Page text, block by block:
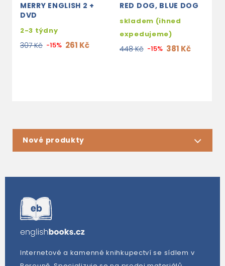
MERRY ENGLISH 2 +
DVD
2-3 týdny
307 Kč -15% 261 Kč
RED DOG, BLUE DOG
skladem (ihned
expedujeme)
448 Kč -15% 381 Kč
Nové produkty
Internetové a kamenné knihkupectví se sídlem v